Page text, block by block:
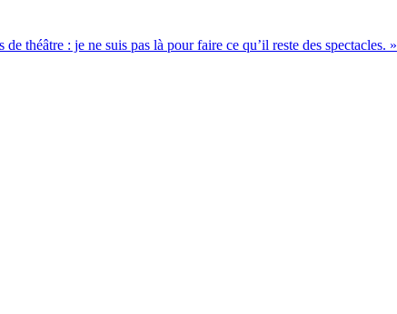
théâtre : je ne suis pas là pour faire ce qu’il reste des spectacles. »